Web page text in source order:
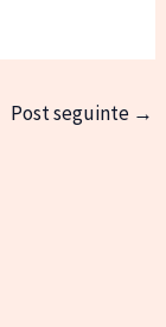
Post seguinte →